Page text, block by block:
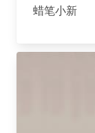
蜡笔小新